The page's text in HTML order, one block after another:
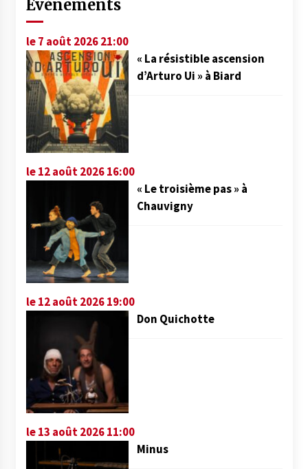
Événements
le 7 août 2026 21:00
« La résistible ascension
d’Arturo Ui » à Biard
le 12 août 2026 16:00
« Le troisième pas » à
Chauvigny
le 12 août 2026 19:00
Don Quichotte
le 13 août 2026 11:00
Minus